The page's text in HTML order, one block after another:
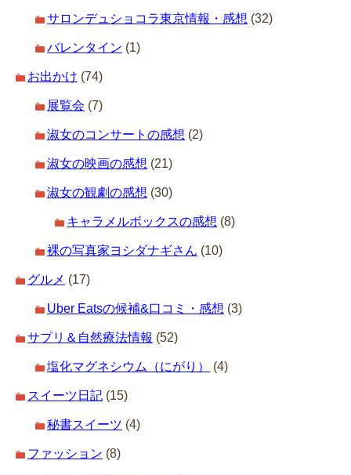
サロンデュショコラ東京情報・感想 (32)
バレンタイン (1)
お出かけ (74)
展覧会 (7)
淑女のコンサートの感想 (2)
淑女の映画の感想 (21)
淑女の観劇の感想 (30)
キャラメルボックスの感想 (8)
裸の写真家ヨシダナギさん (10)
グルメ (17)
Uber Eatsの候補&口コミ・感想 (3)
サプリ＆自然療法情報 (52)
塩化マグネシウム（にがり） (4)
スイーツ日記 (15)
秘書スイーツ (4)
ファッション (8)